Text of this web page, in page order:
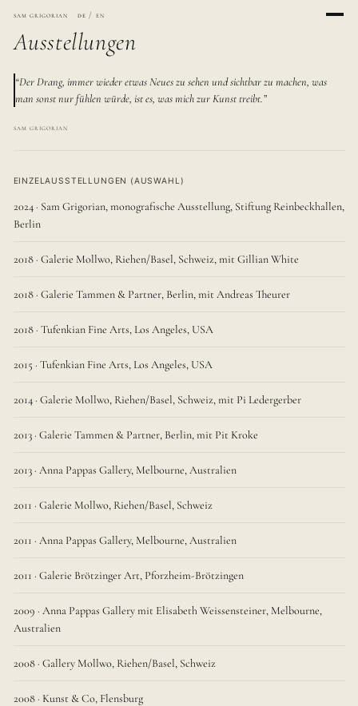
sam grigorian de / en
Ausstellungen
“Der Drang, immer wieder etwas Neues zu sehen und sichtbar zu machen, was
man sonst nur fühlen würde, ist es, was mich zur Kunst treibt.”
sam grigorian
EINZELAUSSTELLUNGEN (AUSWAHL)
2024 · Sam Grigorian, monografische Ausstellung, Stiftung Reinbeckhallen,
Berlin
2018 · Galerie Mollwo, Riehen/Basel, Schweiz, mit Gillian White
2018 · Galerie Tammen & Partner, Berlin, mit Andreas Theurer
2018 · Tufenkian Fine Arts, Los Angeles, USA
2015 · Tufenkian Fine Arts, Los Angeles, USA
2014 · Galerie Mollwo, Riehen/Basel, Schweiz, mit Pi Ledergerber
2013 · Galerie Tammen & Partner, Berlin, mit Pit Kroke
2013 · Anna Pappas Gallery, Melbourne, Australien
2011 · Galerie Mollwo, Riehen/Basel, Schweiz
2011 · Anna Pappas Gallery, Melbourne, Australien
2011 · Galerie Brötzinger Art, Pforzheim-Brötzingen
2009 · Anna Pappas Gallery mit Elisabeth Weissensteiner, Melbourne,
Australien
2008 · Gallery Mollwo, Riehen/Basel, Schweiz
2008 · Kunst & Co, Flensburg